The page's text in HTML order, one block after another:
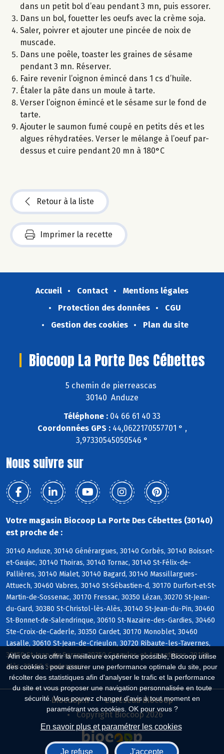
Afin de vous offrir la meilleure expérience possible, Biocoop utilise
des cookies : pour assurer une performance optimale du site, pour
récolter des statistiques afin d'analyser le trafic et la performance
du site et vous proposer une navigation personnalisée en toute
sécurité. Vous pouvez changer d'avis à tout moment en
paramétrant vos cookies. OK pour vous ?
En savoir plus et paramétrer les cookies
Je refuse J'accepte
dans un petit bol d’eau pendant 3 mn, puis essorer.
Dans un bol, fouetter les oeufs avec la crème soja.
Saler, poivrer et ajouter une pincée de noix de
muscade.
Dans une poêle, toaster les graines de sésame
pendant 3 mn. Réserver.
Faire revenir l’oignon émincé dans 1 cs d’huile.
Étaler la pâte dans un moule à tarte.
Verser l’oignon émincé et le sésame sur le fond de
tarte.
Ajouter le saumon fumé coupé en petits dés et les
algues réhydratées. Verser le mélange à l’oeuf par-
dessus et cuire pendant 20 mn à 180°C
Retour à la liste
Imprimer la recette
Accueil Contact
Mentions légales
Protection des données
CGU
Gestion des cookies
Plan du site
Biocoop La Porte Des Cébettes
5 chemin de pierreascas
30140 Anduze
Téléphone : 04 66 61 40 33
Coordonnées GPS :44,0622170557701 ° ,
3,97330545050546 °
Nous suivre sur
Votre magasin Biocoop La Porte Des Cébettes (30140)
est proche de :
30140 Anduze, 30140 Générargues, 30140 Corbès, 30140 Boisset-
et-Gaujac, 30140 Thoiras, 30140 Tornac, 30140 St-Félix-de-
Pallières, 30140 Mialet, 30140 Bagard, 30140 Massillargues-
Attuech, 30460 Vabres, 30140 St-Sébastien-d, 30170 Durfort-et-St-
Martin-de-Sossenac, 30170 Fressac, 30350 Lézan, 30270 St-Jean-
du-Gard, 30380 St-Christol-lès-Alès, 30140 St-Jean-du-Pin, 30460
St-Bonnet-de-Salendrinque, 30610 St-Nazaire-des-Gardies, 30460
Ste-Croix-de-Caderle, 30350 Cardet, 30170 Monoblet, 30460
Lasalle, 30610 St-Jean-de-Crieulon, 30720 Ribaute-les-Tavernes,
30350 St-Jean-de-Serres, 30350 Canaules-et-Argentières, 30100
Alès, 30460 Soudorgues
Biocoop.fr
Le réseau Biocoop
Copyright Biocoop 2026